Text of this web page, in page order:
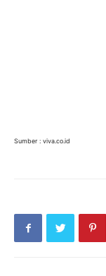
Sumber : viva.co.id